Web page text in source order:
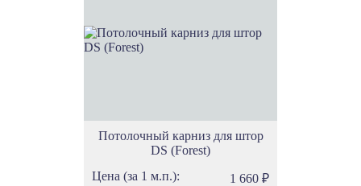
Потолочный карниз для штор
DS (Forest)
Цена (за 1 м.п.):
1 660 ₽